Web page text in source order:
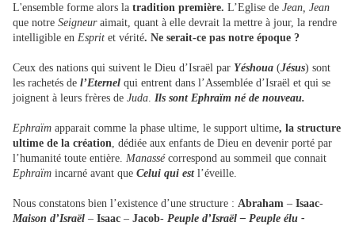
L'ensemble forme alors la tradition première. L’Eglise de Jean, Jean
que notre Seigneuraimait, quant à elle devrait la mettre à jour, la rendre
intelligible en Esprit et vérité. Ne serait-ce pas notre époque ?
Ceux des nations qui suivent le Dieu d’Israël par Yéshoua (Jésus) sont
les rachetés de l’Eternel qui entrent dans l’Assemblée d’Israël et qui se
joignent à leurs frères de Juda. Ils sont Ephraïm né de nouveau.
Ephraïm apparait comme la phase ultime, le support ultime, la structure
ultime de la création, dédiée aux enfants de Dieu en devenir porté par
l’humanité toute entière. Manassé correspond au sommeil que connait
Ephraïm incarné avant que Celui qui estl’éveille.
Nous constatons bien l’existence d’une structure : Abraham – Isaac-
Maison d’Israël – Isaac – Jacob- Peuple d’Israël – Peuple élu -